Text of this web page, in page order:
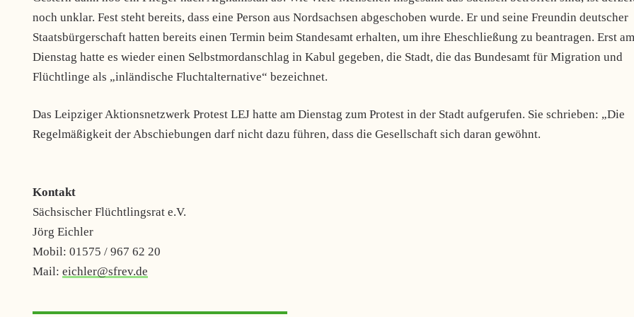
noch unklar. Fest steht bereits, dass eine Person aus Nordsachsen abgeschoben wurde. Er und seine Freundin deutscher
Staatsbürgerschaft hatten bereits einen Termin beim Standesamt erhalten, um ihre Eheschließung zu beantragen. Erst am
Dienstag hatte es wieder einen Selbstmordanschlag in Kabul gegeben, die Stadt, die das Bundesamt für Migration und
Flüchtlinge als „inländische Fluchtalternative“ bezeichnet.
Das Leipziger Aktionsnetzwerk Protest LEJ hatte am Dienstag zum Protest in der Stadt aufgerufen. Sie schrieben: „Die
Regelmäßigkeit der Abschiebungen darf nicht dazu führen, dass die Gesellschaft sich daran gewöhnt.
Kontakt
Sächsischer Flüchtlingsrat e.V.
Jörg Eichler
Mobil: 01575 / 967 62 20
Mail: eichler@sfrev.de